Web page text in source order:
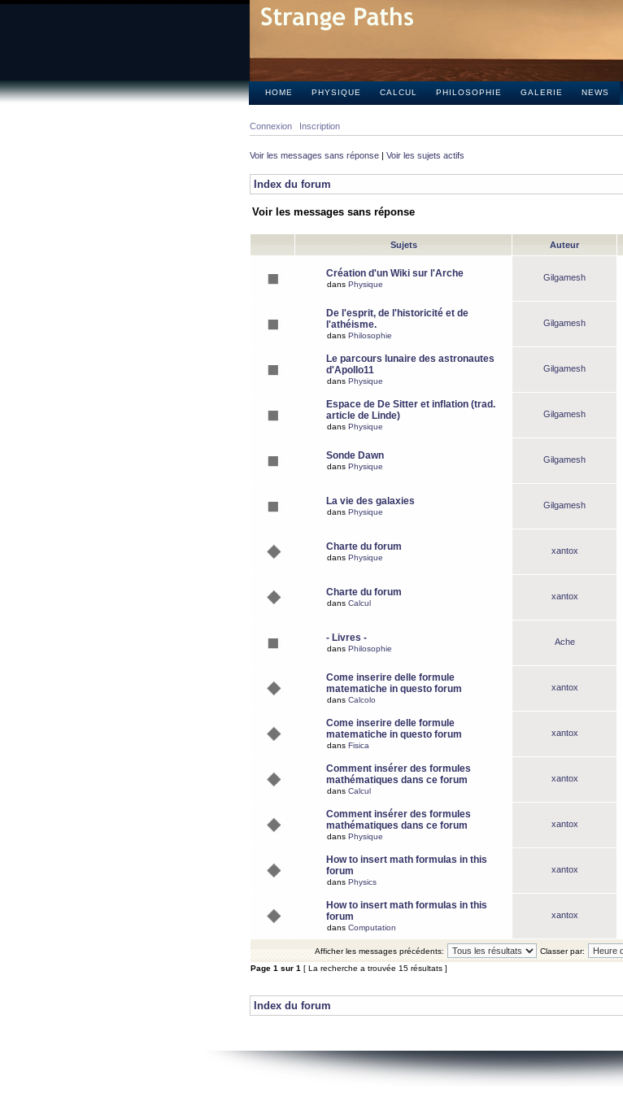
HOME PHYSIQUE CALCUL PHILOSOPHIE GALERIE NEWS
Connexion Inscription
Voir les messages sans réponse | Voir les sujets actifs
Index du forum
Voir les messages sans réponse
Sujets Auteur
Création d'un Wiki sur l'Arche
dans Physique
Gilgamesh
De l'esprit, de l'historicité et de
l'athéisme.
dans Philosophie
Gilgamesh
Le parcours lunaire des astronautes
d'Apollo11
dans Physique
Gilgamesh
Espace de De Sitter et inflation (trad.
article de Linde)
dans Physique
Gilgamesh
Sonde Dawn
dans Physique
Gilgamesh
La vie des galaxies
dans Physique
Gilgamesh
Charte du forum
dans Physique
xantox
Charte du forum
dans Calcul
xantox
- Livres -
dans Philosophie
Ache
Come inserire delle formule
matematiche in questo forum
dans Calcolo
xantox
Come inserire delle formule
matematiche in questo forum
dans Fisica
xantox
Comment insérer des formules
mathématiques dans ce forum
dans Calcul
xantox
Comment insérer des formules
mathématiques dans ce forum
dans Physique
xantox
How to insert math formulas in this
forum
dans Physics
xantox
How to insert math formulas in this
forum
dans Computation
xantox
Afficher les messages précédents:
Classer par:
Page 1 sur 1 [ La recherche a trouvée 15 résultats ]
Index du forum